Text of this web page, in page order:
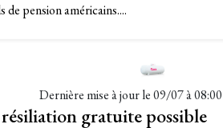
pension américains....
Dernière mise à jour le09/07 à 08:00
gratuite possible